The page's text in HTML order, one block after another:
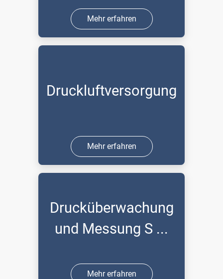
Mehr erfahren
Druckluftversorgung
Mehr erfahren
Drucküberwachung
und Messung S ...
Mehr erfahren